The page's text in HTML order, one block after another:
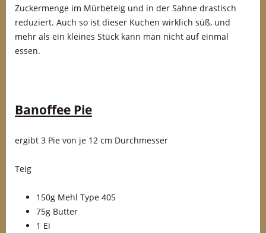
Zuckermenge im Mürbeteig und in der Sahne drastisch
reduziert. Auch so ist dieser Kuchen wirklich süß, und
mehr als ein kleines Stück kann man nicht auf einmal
essen.
Banoffee Pie
ergibt 3 Pie von je 12 cm Durchmesser
Teig
150g Mehl Type 405
75g Butter
1 Ei